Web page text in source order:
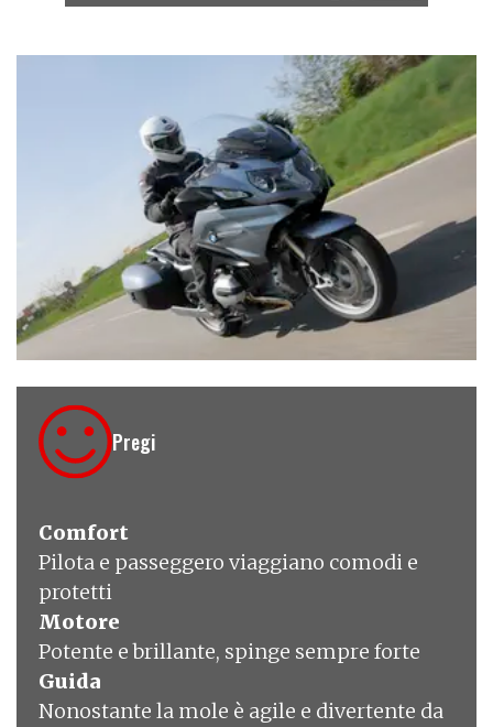
€ 18.200
Pregi
Comfort
Pilota e passeggero viaggiano comodi e
protetti
Motore
Potente e brillante, spinge sempre forte
Guida
Nonostante la mole è agile e divertente da